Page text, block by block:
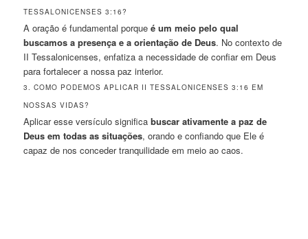
TESSALONICENSES 3:16?
A oração é fundamental porqueé um meio pelo qual
buscamos a presença e a orientação de Deus. No contexto de
II Tessalonicenses, enfatiza a necessidade de confiar em Deus
para fortalecer a nossa paz interior.
3. COMO PODEMOS APLICAR II TESSALONICENSES 3:16 EM
NOSSAS VIDAS?
Aplicar esse versículo significabuscar ativamente a paz de
Deus em todas as situações, orando e confiando que Ele é
capaz de nos conceder tranquilidade em meio ao caos.